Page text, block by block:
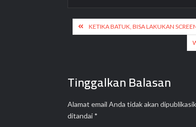
Navigasi
pos
KETIKA BATUK, BISA LAKUKAN
Tinggalkan Balasan
Alamat email Anda tidak akan
ditandai *